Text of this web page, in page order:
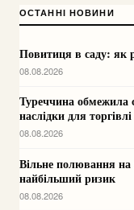
ОСТАННІ НОВИНИ
Повитиця в саду: як
08.08.2026
Туреччина обмежила
наслідки для торгівлі
08.08.2026
Вільне полювання на
найбільший ризик
08.08.2026